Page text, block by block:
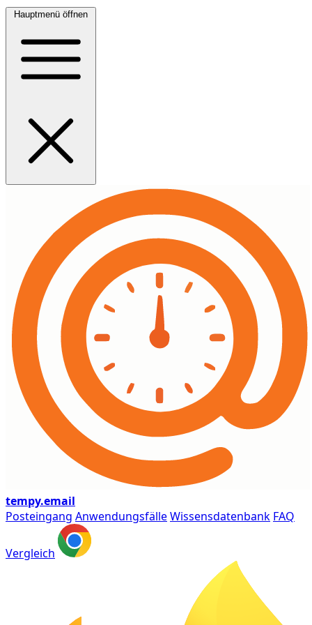
Hauptmenü öffnen
tempy.email
Posteingang AnwendungsfälleWissensdatenbank FAQ
Vergleich